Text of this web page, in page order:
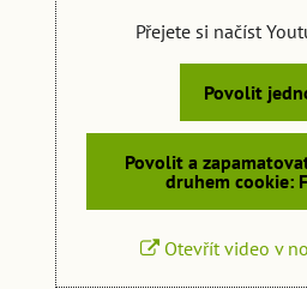
Přejete si načíst
Povolit
Povolit a
druhem cookie:
Otevřít video v